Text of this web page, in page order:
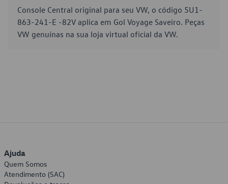
Console Central original para seu VW, o código 5U1-
863-241-E -82V aplica em Gol Voyage Saveiro. Peças
VW genuínas na sua loja virtual oficial da VW.
Ajuda
Quem Somos
Atendimento (SAC)